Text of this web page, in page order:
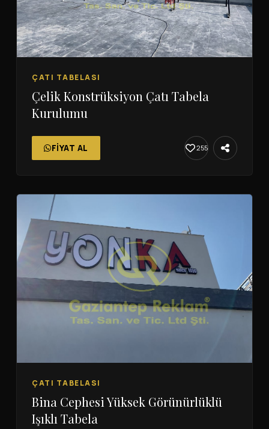
ÇATI TABELASI
Çelik Konstrüksiyon Çatı Tabela
Kurulumu
FIYAT AL 255
ÇATI TABELASI
Bina Cephesi Yüksek Görünürlüklü
Işıklı Tabela